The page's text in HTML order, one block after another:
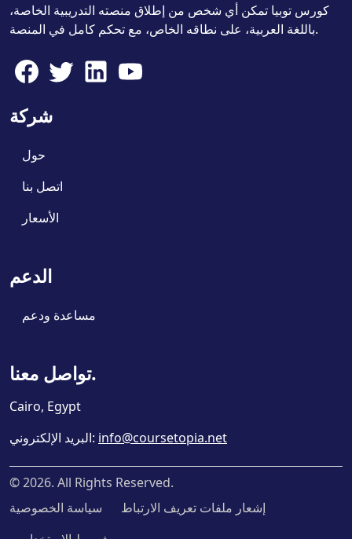
كورس توبيا تمكن أي شخص من إطلاق منصته التدريبية الخاصة،
باللغة العربية، على نطاقه الخاص، مع تحكم كامل في المنصة.
شركة
حول
اتصل بنا
الأسعار
الدعم
مساعدة ودعم
تواصل معنا.
Cairo, Egypt
البريد الإلكتروني: info@coursetopia.net
©2026. All Rights Reserved.
سياسة الخصوصية
إشعار ملفات تعريف الارتباط